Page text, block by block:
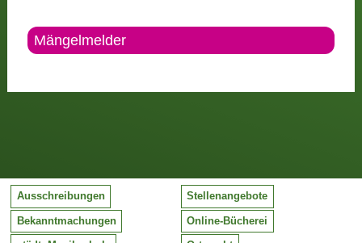
Mängelmelder
Ausschreibungen Stellenangebote
Bekanntmachungen Online-Bücherei